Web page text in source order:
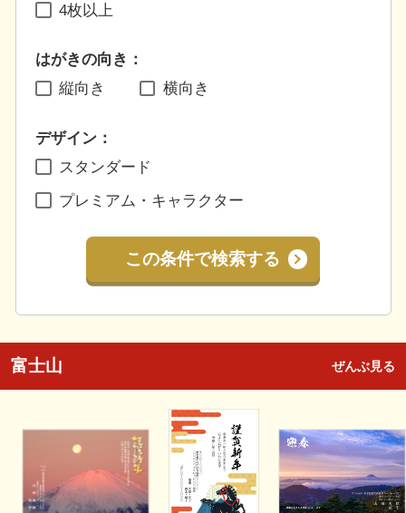
4枚以上
はがきの向き：
縦向き
横向き
デザイン：
スタンダード
プレミアム・キャラクター
この条件で検索する
富士山 ぜんぶ見る